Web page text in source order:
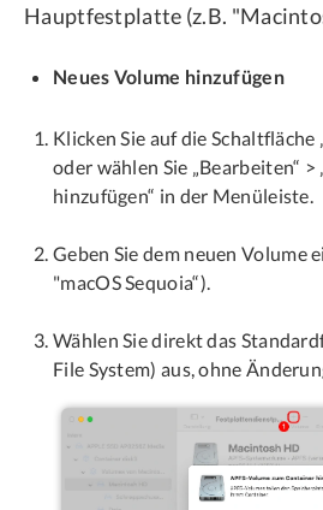
Hauptfestplatte (z.B.
Neues Volume hinzufügen
Klicken Sie auf die Schaltfläche
oder wählen Sie „Bearbeiten“ >
hinzufügen“ in der Menüleiste.
Geben Sie dem neuen Volume
"macOS Sequoia“).
Wählen Sie direkt das
File System) aus, ohne